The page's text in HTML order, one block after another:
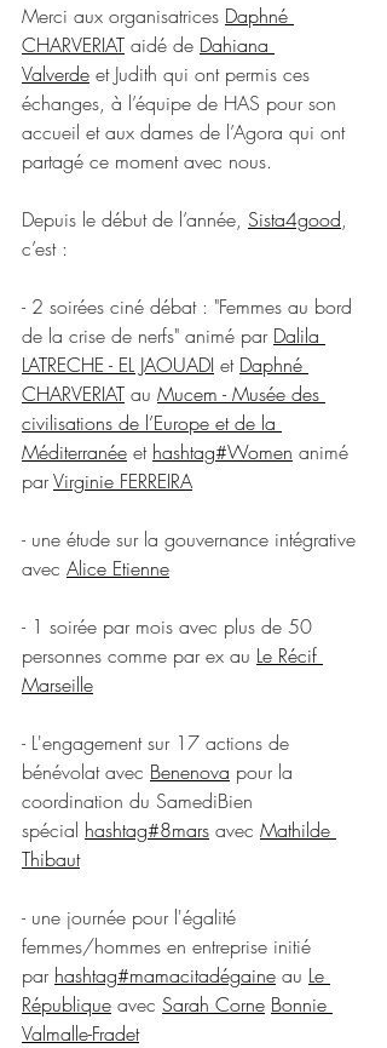
Merci aux organisatrices Daphné
CHARVERIAT aidé de Dahiana
Valverde et Judith qui ont permis ces
échanges, à l’équipe de HAS pour son
accueil et aux dames de l’Agora qui ont
partagé ce moment avec nous.
Depuis le début de l’année, Sista4good,
c’est :
- 2 soirées ciné débat : "Femmes au bord
de la crise de nerfs" animé par Dalila
LATRECHE - EL JAOUADI et Daphné
CHARVERIAT au Mucem - Musée des
civilisations de l’Europe et de la
Méditerranée et hashtag#Women animé
par Virginie FERREIRA
- une étude sur la gouvernance intégrative
avec Alice Etienne
- 1 soirée par mois avec plus de 50
personnes comme par ex au Le Récif
Marseille
- L'engagement sur 17 actions de
bénévolat avec Benenova pour la
coordination du SamediBien
spécial hashtag#8mars avec Mathilde
Thibaut
- une journée pour l'égalité
femmes/hommes en entreprise initié
par hashtag#mamacitadégaine au Le
République avec Sarah Corne Bonnie
Valmalle-Fradet